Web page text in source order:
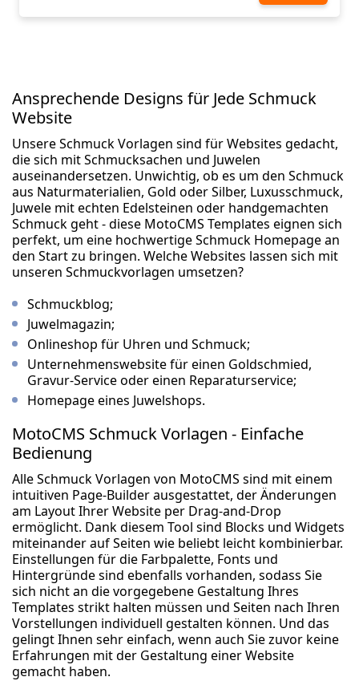
Ansprechende Designs für Jede Schmuck
Website
Unsere Schmuck Vorlagen sind für Websites gedacht,
die sich mit Schmucksachen und Juwelen
auseinandersetzen. Unwichtig, ob es um den Schmuck
aus Naturmaterialien, Gold oder Silber, Luxusschmuck,
Juwele mit echten Edelsteinen oder handgemachten
Schmuck geht - diese MotoCMS Templates eignen sich
perfekt, um eine hochwertige Schmuck Homepage an
den Start zu bringen. Welche Websites lassen sich mit
unseren Schmuckvorlagen umsetzen?
Schmuckblog;
Juwelmagazin;
Onlineshop für Uhren und Schmuck;
Unternehmenswebsite für einen Goldschmied,
Gravur-Service oder einen Reparaturservice;
Homepage eines Juwelshops.
MotoCMS Schmuck Vorlagen - Einfache
Bedienung
Alle Schmuck Vorlagen von MotoCMS sind mit einem
intuitiven Page-Builder ausgestattet, der Änderungen
am Layout Ihrer Website per Drag-and-Drop
ermöglicht. Dank diesem Tool sind Blocks und Widgets
miteinander auf Seiten wie beliebt leicht kombinierbar.
Einstellungen für die Farbpalette, Fonts und
Hintergründe sind ebenfalls vorhanden, sodass Sie
sich nicht an die vorgegebene Gestaltung Ihres
Templates strikt halten müssen und Seiten nach Ihren
Vorstellungen individuell gestalten können. Und das
gelingt Ihnen sehr einfach, wenn auch Sie zuvor keine
Erfahrungen mit der Gestaltung einer Website
gemacht haben.